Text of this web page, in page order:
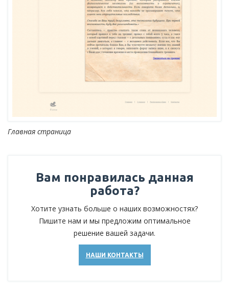
Главная страница
Вам понравилась данная
работа?
Хотите узнать больше о наших возможностях?
Пишите нам и мы предложим оптимальное
решение вашей задачи.
НАШИ КОНТАКТЫ